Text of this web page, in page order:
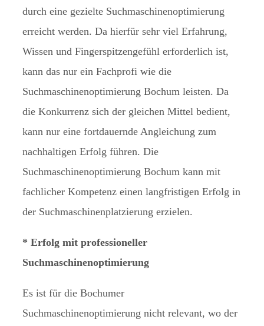
durch eine gezielte Suchmaschinenoptimierung
erreicht werden. Da hierfür sehr viel Erfahrung,
Wissen und Fingerspitzengefühl erforderlich ist,
kann das nur ein Fachprofi wie die
Suchmaschinenoptimierung Bochum leisten. Da
die Konkurrenz sich der gleichen Mittel bedient,
kann nur eine fortdauernde Angleichung zum
nachhaltigen Erfolg führen. Die
Suchmaschinenoptimierung Bochum kann mit
fachlicher Kompetenz einen langfristigen Erfolg in
der Suchmaschinenplatzierung erzielen.
* Erfolg mit professioneller
Suchmaschinenoptimierung
Es ist für die Bochumer
Suchmaschinenoptimierung nicht relevant, wo der